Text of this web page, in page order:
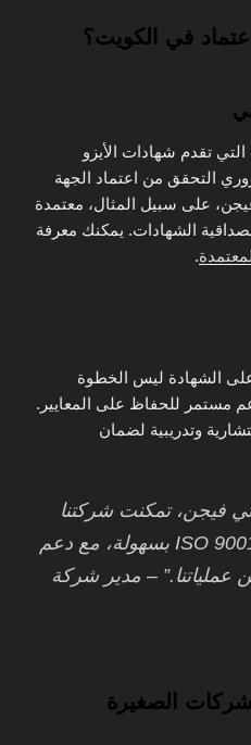
في الكويت؟
تقدم شهادات الأيزو
التحقق من اعتماد الجهة
على سبيل المثال، معتمدة
الشهادات. يمكنك معرفة
.
الشهادة ليس الخطوة
مستمر للحفاظ على المعايير.
وتدريبية لضمان
فيجن، تمكنت شركتنا
من الحصول على شهادة ISO 9001 بسهولة، مع دعم
– مدير شركة
الصغيرة